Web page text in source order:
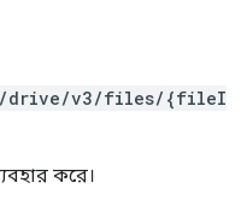
drive/v3/files/{fileI
করে।